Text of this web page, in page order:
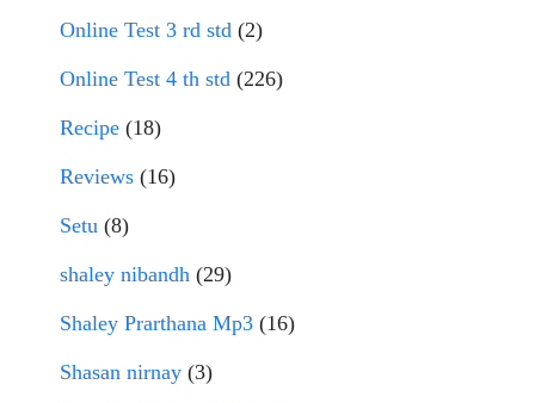
Online Test 3 rd std (2)
Online Test 4 th std (226)
Recipe (18)
Reviews (16)
Setu (8)
shaley nibandh (29)
Shaley Prarthana Mp3 (16)
Shasan nirnay (3)